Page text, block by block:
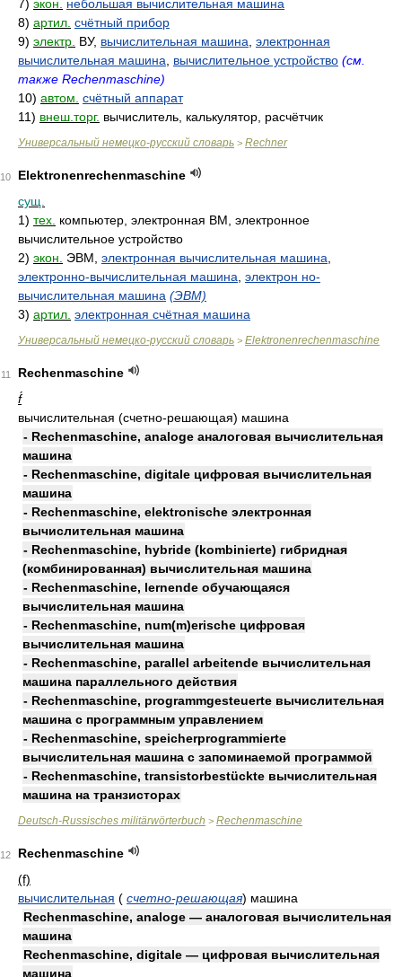
7) экон.
небольшая вычислительная машина
8) артил. счётный прибор
9) электр. ВУ, вычислительная машина электронная
вычислительная машина
вычислительное устройство (см.
также Rechenmaschine)
10) автом. счётный аппарат
11) внеш.торг. вычислитель, калькулятор, расчётчик
Универсальный немецко-русский словарь > Rechner
10
Elektronenrechenmaschine
сущ.
1) тех. компьютер, электронная ВМ, электронное
вычислительное устройство
2) экон. ЭВМ, электронная вычислительная машина
электронно-вычислительная машина электрон но-
вычислительная машина (ЭВМ)
3) артил. электронная счётная машина
Универсальный немецко-русский словарь > Elektronenrechenmaschine
11
Rechenmaschine
f́
вычислительная (счетно-решающая) машина
- Rechenmaschine, analoge аналоговая вычислительная
машина
- Rechenmaschine, digitale цифровая вычислительная
машина
- Rechenmaschine, elektronische электронная
вычислительная машина
- Rechenmaschine, hybride (kombinierte) гибридная
(комбинированная) вычислительная машина
- Rechenmaschine, lernende обучающаяся
вычислительная машина
- Rechenmaschine, num(m)erische цифровая
вычислительная машина
- Rechenmaschine, parallel arbeitende вычислительная
машина параллельного действия
- Rechenmaschine, programmgesteuerte вычислительная
машина с программным управлением
- Rechenmaschine, speicherprogrammierte
вычислительная машина с запоминаемой программой
- Rechenmaschine, transistorbestückte вычислительная
машина на транзисторах
Deutsch-Russisches militärwörterbuch > Rechenmaschine
12
Rechenmaschine
(f)
вычислительная ( счетно-решающая) машина
Rechenmaschine, analoge — аналоговая вычислительная
машина
Rechenmaschine, digitale — цифровая вычислительная
машина